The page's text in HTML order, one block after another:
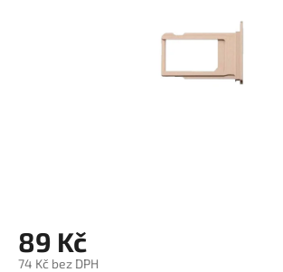
89 Kč
74 Kč bez DPH